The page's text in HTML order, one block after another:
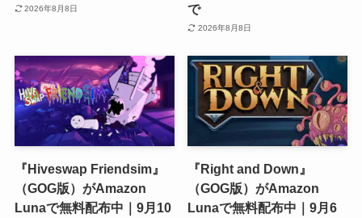
2026年8月8日
で
2026年8月8日
『Hiveswap Friendsim』
（GOG版）がAmazon
Lunaで無料配布中｜9月10
『Right and Down』
（GOG版）がAmazon
Lunaで無料配布中｜9月6